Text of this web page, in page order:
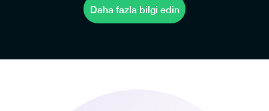
Daha fazla bilgi edin